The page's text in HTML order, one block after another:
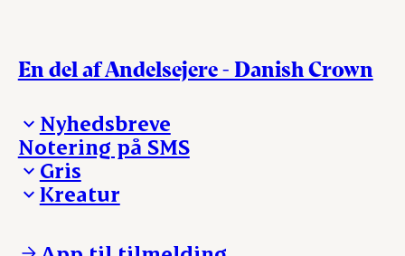
En del af Andelsejere - Danish Crown
Nyhedsbreve
Madinspiration - nyhedsbrev
Notering på SMS
Gris
Ejerinformation
Kreatur
Kontakt os